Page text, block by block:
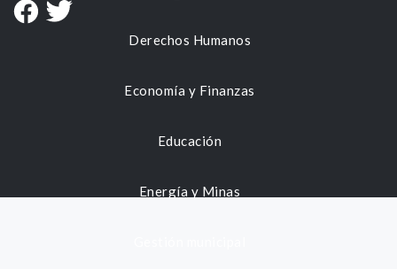
Derechos Humanos
Economía y Finanzas
Educación
Energía y Minas